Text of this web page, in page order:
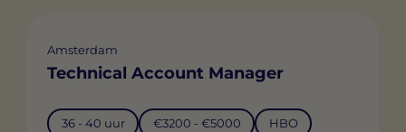
Amsterdam
Technical Account Manager
36 - 40 uur €3200 - €5000 HBO